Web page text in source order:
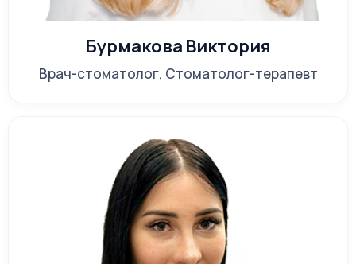
Бурмакова Виктория
Врач-стоматолог, Стоматолог-терапевт